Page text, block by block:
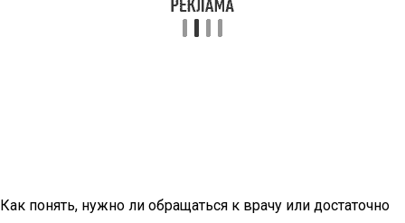
Как понять, нужно ли обращаться к врачу или достаточно